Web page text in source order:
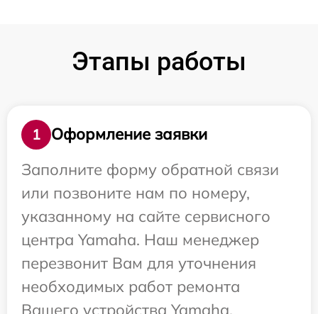
Этапы работы
1
Оформление заявки
Заполните форму обратной связи
или позвоните нам по номеру,
указанному на сайте сервисного
центра Yamaha. Наш менеджер
перезвонит Вам для уточнения
необходимых работ ремонта
Вашего устройства Yamaha.